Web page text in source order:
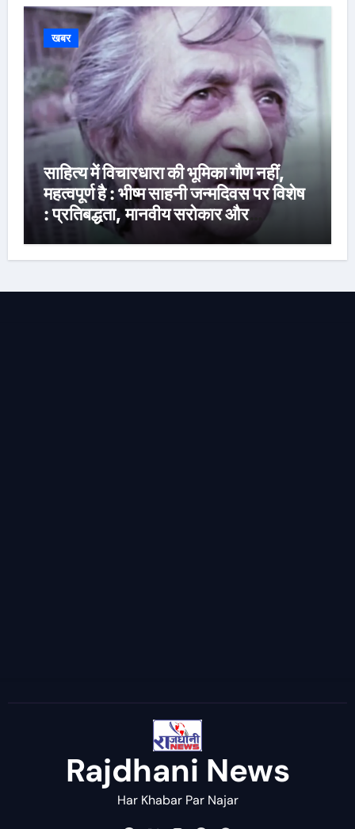
खबर
साहित्य में विचारधारा की भूमिका गौण नहीं,
महत्वपूर्ण है : भीष्म साहनी जन्मदिवस पर विशेष
: प्रतिबद्धता, मानवीय सरोकार और
रचनात्मक स्वतंत्रता के साहित्यकार
Rajdhani News
Har Khabar Par Najar